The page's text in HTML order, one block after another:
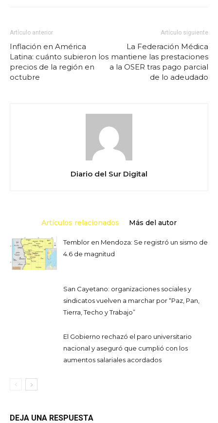
Artículo anterior
Inflación en América
Latina: cuánto subieron los
precios de la región en
octubre
Artículo siguiente
La Federación Médica
mantiene las prestaciones
a la OSER tras pago parcial
de lo adeudado
Diario del Sur Digital
Artículos relacionados Más del autor
Temblor en Mendoza: Se registró un sismo de
4.6 de magnitud
San Cayetano: organizaciones sociales y
sindicatos vuelven a marchar por “Paz, Pan,
Tierra, Techo y Trabajo”
El Gobierno rechazó el paro universitario
nacional y aseguró que cumplió con los
aumentos salariales acordados
DEJA UNA RESPUESTA